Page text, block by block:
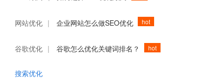
网站优化 | 企业网站怎么做SEO优化 hot
谷歌优化 | 谷歌怎么优化关键词排名？ hot
搜索优化